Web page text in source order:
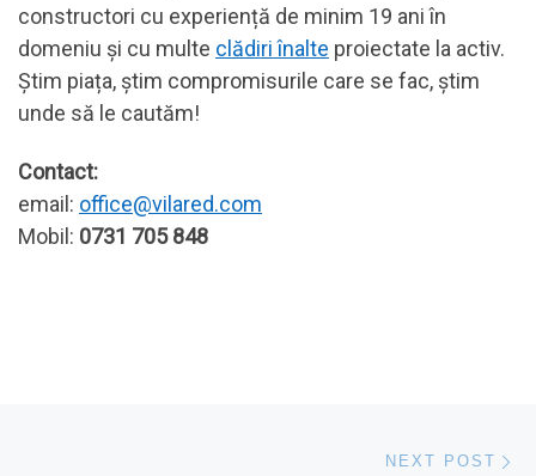
constructori cu experiență de minim 19 ani în
domeniu și cu multe clădiri înalte proiectate la activ.
Știm piața, știm compromisurile care se fac, știm
unde să le cautăm!
Contact:
email: office@vilared.com
Mobil: 0731 705 848
NEXT POST